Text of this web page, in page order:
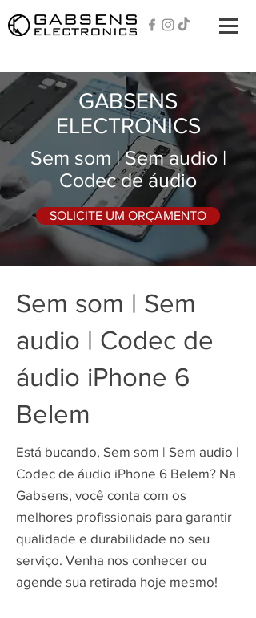
GABSENS
ELECTRONICS
Sem som | Sem audio |
Codec de áudio
SOLICITE UM ORÇAMENTO
Sem som | Sem
audio | Codec de
áudio iPhone 6
Belem
Está bucando, Sem som | Sem audio |
Codec de áudio iPhone 6 Belem? Na
Gabsens, você conta com os
melhores profissionais para garantir
qualidade e durabilidade no seu
serviço. Venha nos conhecer ou
agende sua retirada hoje mesmo!